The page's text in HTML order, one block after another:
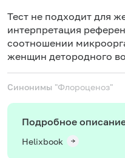
Тест не подходит для
интерпретация
соотношении
женщин детородного
Синонимы "Флороценоз"
Подробное
Helixbook